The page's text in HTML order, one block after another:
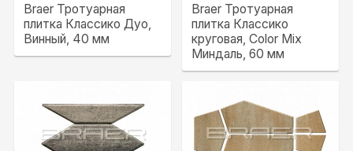
Braer Тротуарная
плитка Классико Дуо,
Винный, 40 мм
Braer Тротуарная
плитка Классико
круговая, Color Mix
Миндаль, 60 мм